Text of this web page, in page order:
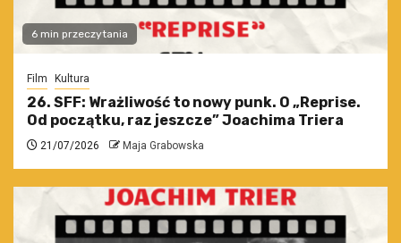
6 min przeczytania
Film Kultura
26. SFF: Wrażliwość to nowy punk. O „Reprise.
Od początku, raz jeszcze” Joachima Triera
21/07/2026 Maja Grabowska